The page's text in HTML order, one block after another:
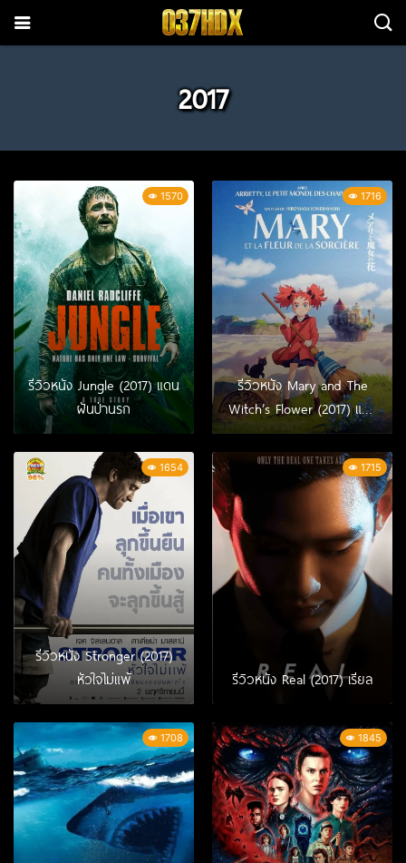
2017
1570
รีวิวหนัง Jungle (2017) แดน
ฝันป่านรก
1716
รีวิวหนัง Mary and The
Witch’s Flower (2017) แมรี่
ผจญแดนแม่มด
1654
รีวิวหนัง Stronger (2017)
หัวใจไม่แพ้
1715
รีวิวหนัง Real (2017) เรียล
1708 1845